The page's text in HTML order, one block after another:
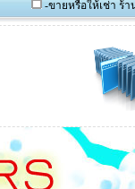
-ขายหรือให้เช่า ร้านอาหาร